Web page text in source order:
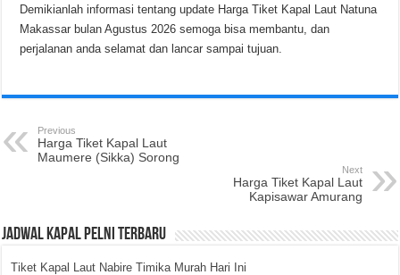
Demikianlah informasi tentang update Harga Tiket Kapal Laut Natuna
Makassar bulan Agustus 2026 semoga bisa membantu, dan
perjalanan anda selamat dan lancar sampai tujuan.
Previous
Harga Tiket Kapal Laut
Maumere (Sikka) Sorong
Next
Harga Tiket Kapal Laut
Kapisawar Amurang
Jadwal Kapal Pelni Terbaru
Tiket Kapal Laut Nabire Timika Murah Hari Ini